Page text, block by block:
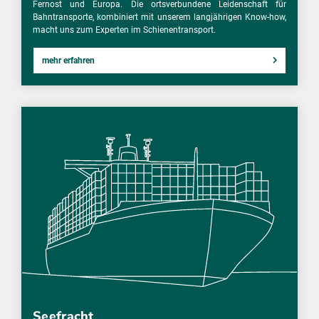
Fernost und Europa. Die ortsverbundene Leidenschaft für
Bahntransporte, kombiniert mit unserem langjährigen Know-how,
macht uns zum Experten im Schienentransport.
mehr erfahren